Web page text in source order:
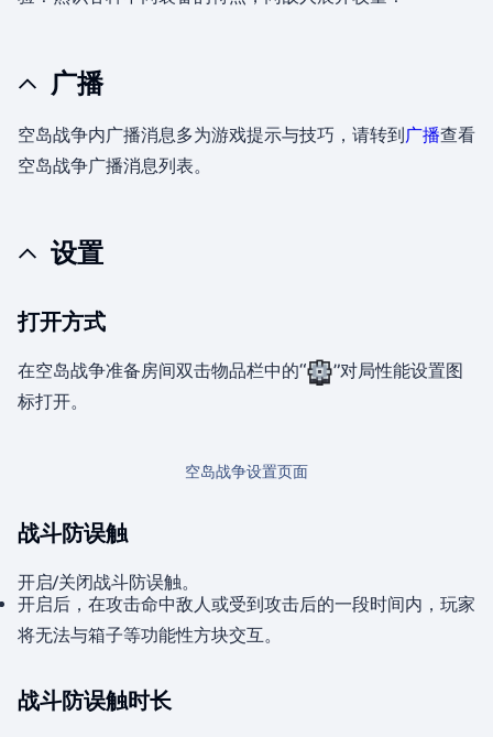
广播
空岛战争内广播消息多为游戏提示与技巧，请转到广播查看
空岛战争广播消息列表。
设置
打开方式
在空岛战争准备房间双击物品栏中的“
”对局性能设置图
标打开。
空岛战争设置页面
战斗防误触
开启/关闭战斗防误触。
开启后，在攻击命中敌人或受到攻击后的一段时间内，玩家
将无法与箱子等功能性方块交互。
战斗防误触时长